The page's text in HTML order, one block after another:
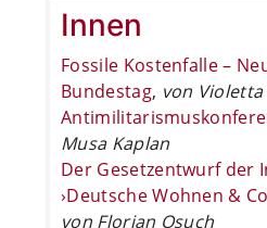
Innen
Fossile Kostenfalle –
Bundestag, von Violetta
Musa Kaplan
Der Gesetzentwurf der
›Deutsche Wohnen &
von Florian Osuch